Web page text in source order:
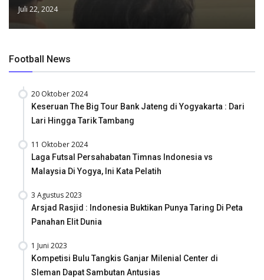
Juli 22, 2024
Football News
20 Oktober 2024
Keseruan The Big Tour Bank Jateng di Yogyakarta : Dari
Lari Hingga Tarik Tambang
11 Oktober 2024
Laga Futsal Persahabatan Timnas Indonesia vs
Malaysia Di Yogya, Ini Kata Pelatih
3 Agustus 2023
Arsjad Rasjid : Indonesia Buktikan Punya Taring Di Peta
Panahan Elit Dunia
1 Juni 2023
Kompetisi Bulu Tangkis Ganjar Milenial Center di
Sleman Dapat Sambutan Antusias